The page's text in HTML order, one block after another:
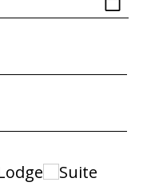
Suite